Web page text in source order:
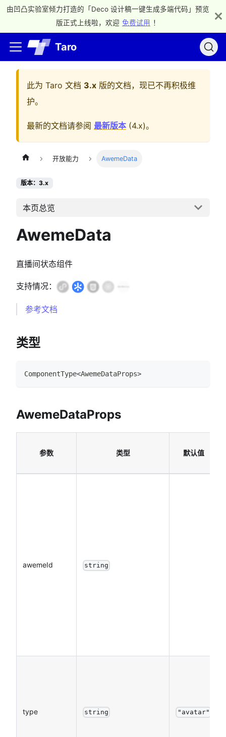
由凹凸实验室倾力打造的「Deco 设计稿一键生成多端代码」预览
版正式上线啦，欢迎 免费试用 ！
Taro
此为 Taro 文档 3.x 版的文档，现已不再积极维
护。
最新的文档请参阅 最新版本 (4.x)。
开放能力 AwemeData
版本：3.x
本页总览
AwemeData
直播间状态组件
支持情况：
参考文档
类型
ComponentType<AwemeDataProps>
AwemeDataProps
参数 类型 默认值
awemeId string
type string "avatar"